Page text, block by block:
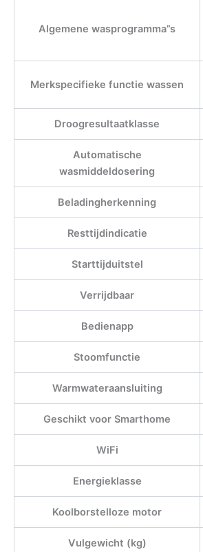
Algemene wasprogramma”s
Merkspecifieke functie wassen
Droogresultaatklasse
Automatische
wasmiddeldosering
Beladingherkenning
Resttijdindicatie
Starttijduitstel
Verrijdbaar
Bedienapp
Stoomfunctie
Warmwateraansluiting
Geschikt voor Smarthome
WiFi
Energieklasse
Koolborstelloze motor
Vulgewicht (kg)